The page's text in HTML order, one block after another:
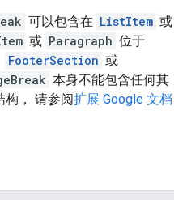
可以包含在 ListItem 或
或 Paragraph 位于
FooterSection 或
本身不能包含任何其
构， 请参阅扩展 Google 文档